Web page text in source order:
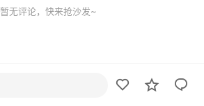
暂无评论，快来抢沙发~